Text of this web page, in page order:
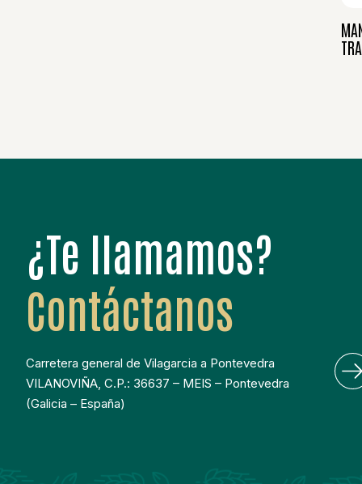
¿Te llamamos?
Contáctanos
Carretera general de Vilagarcia a Pontevedra
VILANOVIÑA, C.P.: 36637 – MEIS – Pontevedra
(Galicia – España)